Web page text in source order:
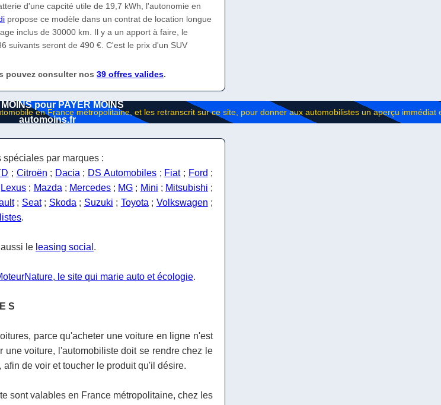
d'une capcité utile de 19,7 kWh, l'autonomie en
propose ce modèle dans un contrat de location longue
inclus de 30000 km. Il y a un apport à faire, le
suivants seront de 490 €. C'est le prix d'un SUV
pouvez consulter nos 39 offres valides.
pour PAYER MOINS
automoins.fr
spéciales par marques :
; Citroën ; Dacia ; DS Automobiles ; Fiat; Ford ;
Lexus ; Mazda ; Mercedes; MG ; Mini ; Mitsubishi ;
; Seat; Skoda ; Suzuki ; Toyota ; Volkswagen ;
.
le leasing social .
le site qui marie auto et écologie.
S
parce qu'acheter une voiture en ligne n'est
une voiture, l'automobiliste doit se rendre chez le
de voir et toucher le produit qu'il désire.
sont valables en France métropolitaine, chez les